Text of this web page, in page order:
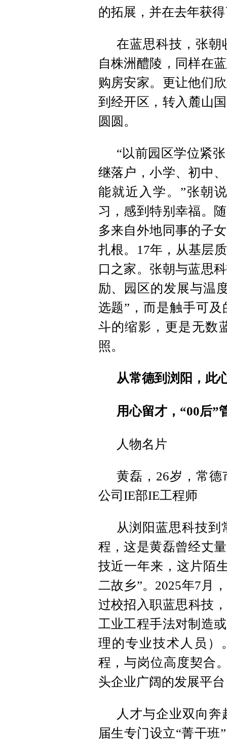
的拓展，并在去年获
在蓝思科技，张朝
自株洲醴陵，同样在
购房安家。更让他们
到经开区，转入麓山
圆圆。
“以前园区学位紧
继落户，小学、初中
能就近入学。”张朝
习，感到特别幸福。
多来自外地同事的子
扎根。17年，从基层
口之家。张朝与蓝思
励、园区的发展与温
选题”，而是触手可
斗的缩影，更是无数
照。
从常德到浏阳，此
用心留才，“00后”
人物名片
黄磊，26岁，常
公司IE部IE工程师
从浏阳蓝思科技到
程，这是黄磊曾经丈
技近一年来，这片陌
二故乡”。2025年7月
过校招入职蓝思科技
工业工程手法对制造
理的专业技术人员）
程，与岗位高度契合
头企业广阔的发展平
人才与企业双向
届生专门设立“菁干班